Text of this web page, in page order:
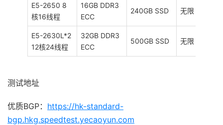
E5-2650 8
核16线程
16GB DDR3
ECC
240GB SSD 无限
E5-2630L*2
12核24线程
32GB DDR3
ECC
500GB SSD 无限
测试地址
优质BGP： https://hk-standard-
bgp.hkg.speedtest.yecaoyun.com